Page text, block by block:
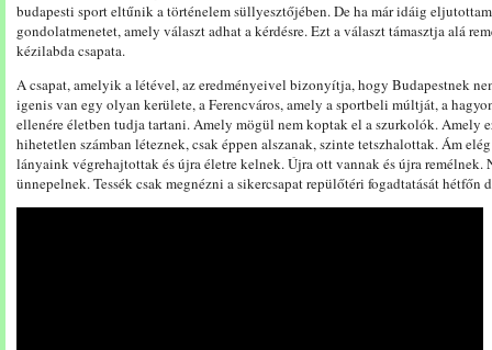
budapesti sport eltűnik a történelem süllyesztőjében. De ha már idáig
gondolatmenetet, amely választ adhat a kérdésre. Ezt a választ támasztja alá
kézilabda csapata.
A csapat, amelyik a létével, az eredményeivel bizonyítja, hogy Budapestnek
igenis van egy olyan kerülete, a Ferencváros, amely a sportbeli múltját, a
ellenére életben tudja tartani. Amely mögül nem koptak el a szurkolók. Amely
hihetetlen számban léteznek, csak éppen alszanak, szinte tetszhalottak. Ám
lányaink végrehajtottak és újra életre kelnek. Újra ott vannak és újra remélnek.
ünnepelnek. Tessék csak megnézni a sikercsapat repülőtéri fogadtatását hétfőn